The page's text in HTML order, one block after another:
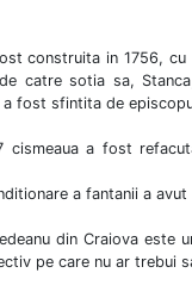
construita in 1756, cu
catre sotia sa,
fost sfintita de
cismeaua a fost
a fantanii a
din Craiova este
pe care nu ar trebui